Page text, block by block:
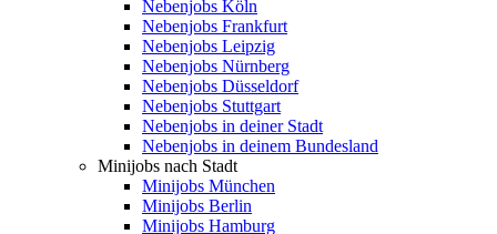
Nebenjobs Köln
Nebenjobs Frankfurt
Nebenjobs Leipzig
Nebenjobs Nürnberg
Nebenjobs Düsseldorf
Nebenjobs Stuttgart
Nebenjobs in deiner Stadt
Nebenjobs in deinem Bundesland
Minijobs nach Stadt
Minijobs München
Minijobs Berlin
Minijobs Hamburg